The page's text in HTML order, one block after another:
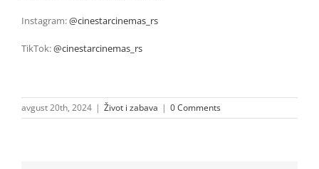
Instagram:@cinestarcinemas_rs
TikTok:@cinestarcinemas_rs
avgust 20th, 2024 | Život i zabava | 0 Comments